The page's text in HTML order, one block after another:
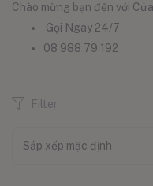
(Tin Tức )
Chào mừng bạn đến với
Gọi Ngay 24/7
08 988 79 192
Filter
Sắp xếp mặc định